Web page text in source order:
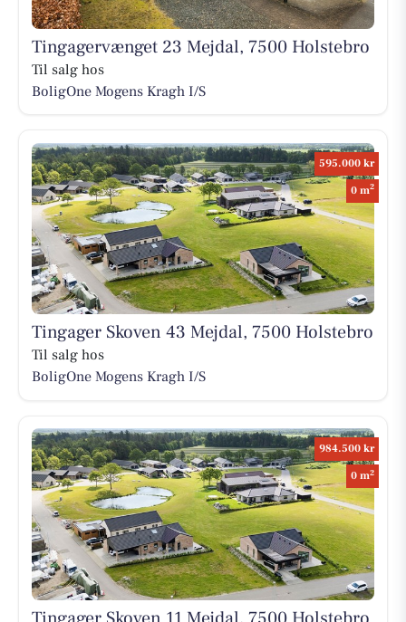
Tingagervænget 23 Mejdal, 7500 Holstebro
Til salg hos
BoligOne Mogens Kragh I/S
595.000 kr
0 m2
Tingager Skoven 43 Mejdal, 7500 Holstebro
Til salg hos
BoligOne Mogens Kragh I/S
984.500 kr
0 m2